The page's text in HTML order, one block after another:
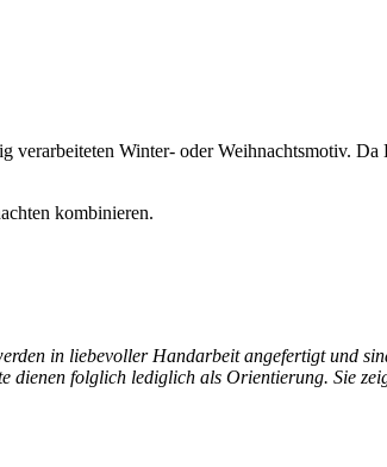
verarbeiteten Winter- oder Weihnachtsmotiv.
kombinieren.
in liebevoller Handarbeit angefertigt und
folglich lediglich als Orientierung. Sie